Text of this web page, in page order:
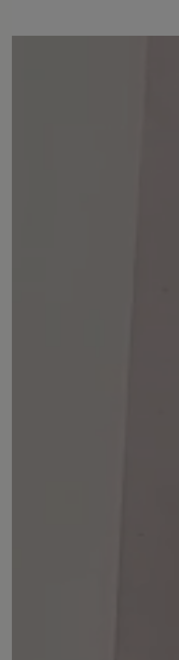
Teilen Sie Ihre